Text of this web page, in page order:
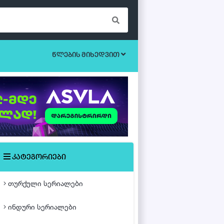
ბოევიკი
ეროტიული
ისტორიული
მძაფრ-სიუჟეტიანი
უკრაინული სერიალები
წლების მიხედვით
კატეგორიები
თურქული სერიალები
ინდური სერიალები